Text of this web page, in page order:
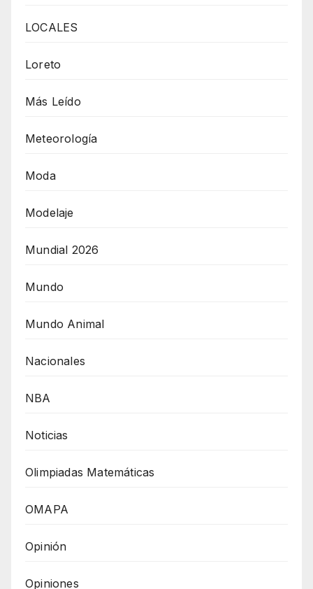
LOCALES
Loreto
Más Leído
Meteorología
Moda
Modelaje
Mundial 2026
Mundo
Mundo Animal
Nacionales
NBA
Noticias
Olimpiadas Matemáticas
OMAPA
Opinión
Opiniones